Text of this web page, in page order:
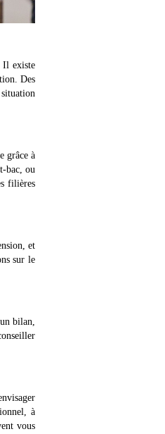
Il existe
Des
grâce à
bac, ou
filières
et
sur le
bilan,
à
vous